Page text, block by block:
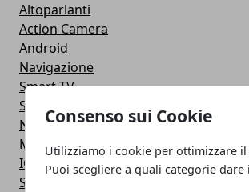
Consenso sui Cookie
Utilizziamo i cookie per ottimizzare
Puoi scegliere a quali categorie dare
Altoparlanti
Action Camera
Android
Navigazione
Smart TV
Smartphone
Notebook
Monitor
IOS
Smartwatch